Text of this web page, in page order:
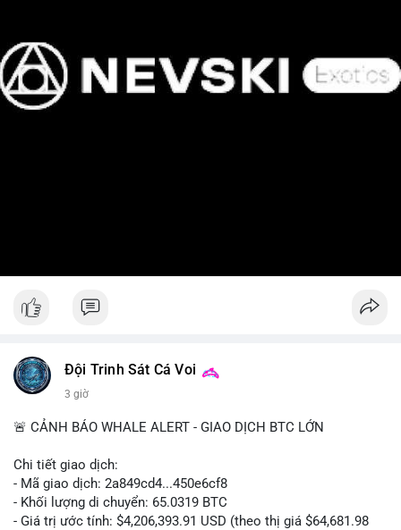
Đội Trinh Sát Cá Voi
3 giờ
🚨 CẢNH BÁO WHALE ALERT - GIAO DỊCH BTC LỚN
Chi tiết giao dịch:
- Mã giao dịch: 2a849cd4...450e6cf8
- Khối lượng di chuyển: 65.0319 BTC
- Giá trị ước tính: $4,206,393.91 USD (theo thị giá $64,681.98